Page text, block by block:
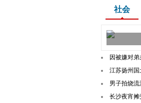
社会
因被嫌对弟
江苏扬州
男子拍烧
长沙夜宵